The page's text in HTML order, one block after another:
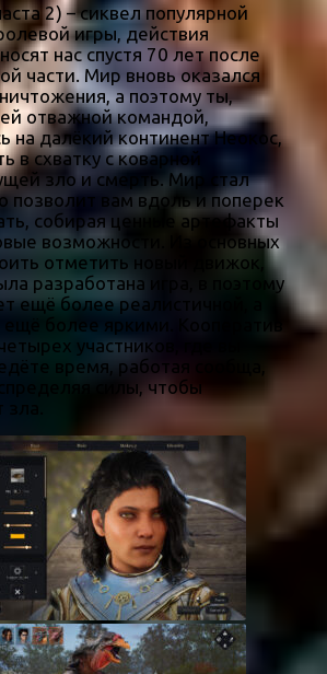
2) – сиквел популярной
игры, действия
нас спустя 70 лет после
части. Мир вновь оказался
а поэтому ты,
отважной командой,
на далёкий континент Неокос,
в схватку с коварной
зло и смерть. Мир стал
позволит вам вдоль и поперек
собирая ценные артефакты
возможности. Из основных
отметить новый движок,
разработана игра, в поэтому
ещё более реалистичной, а
более яркими. Кооператив
участников, где вы
время, работая сообща,
силы, чтобы